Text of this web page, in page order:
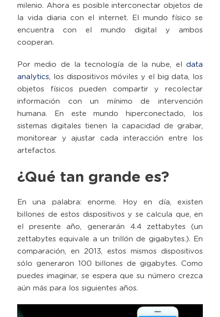
milenio. Ahora es posible interconectar objetos de
la vida diaria con el internet. El mundo físico se
encuentra con el mundo digital y ambos
cooperan.
Por medio de la tecnología de la nube, el data
analytics, los dispositivos móviles y el big data, los
objetos físicos pueden compartir y recolectar
información con un mínimo de intervención
humana. En este mundo hiperconectado, los
sistemas digitales tienen la capacidad de grabar,
monitorear y ajustar cada interacción entre los
artefactos.
¿Qué tan grande es?
En una palabra: enorme. Hoy en día, existen
billones de estos dispositivos y se calcula que, en
el presente año, generarán 4.4 zettabytes (un
zettabytes equivale a un trillón de gigabytes.). En
comparación, en 2013, estos mismos dispositivos
sólo generaron 100 billones de gigabytes. Como
puedes imaginar, se espera que su número crezca
aún más para los siguientes años.